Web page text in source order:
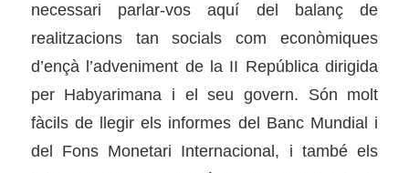
necessari parlar-vos aquí del balanç de
realitzacions tan socials com econòmiques
d’ençà l’adveniment de la II República dirigida
per Habyarimana i el seu govern. Són molt
fàcils de llegir els informes del Banc Mundial i
del Fons Monetari Internacional, i també els